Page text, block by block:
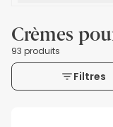
Crèmes
93 produits
Filtres